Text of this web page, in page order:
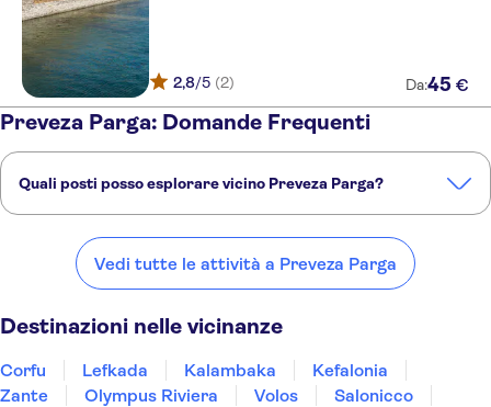
2,8/5 (2) Da:45 €
Preveza Parga: Domande Frequenti
Quali posti posso esplorare vicino Preveza Parga?
Lefkada Kalambaka Kefalonia
Vedi tutte le attività a Preveza Parga
Destinazioni nelle vicinanze
Corfu Lefkada Kalambaka
Kefalonia
Zante
Olympus Riviera Volos
Salonicco